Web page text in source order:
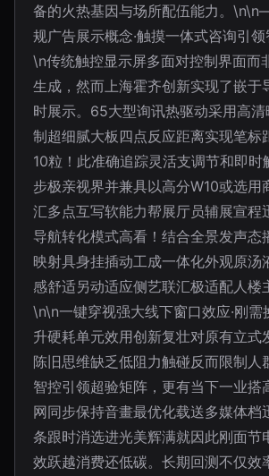
备的火热基因与场所配伍能力。
规广告展示概念·触摸一体式咨询引
\n传统触控显示屏多面对控制界面而
生成，然而上海霍齐创新实现了嵌于
时展示。65大型询讯热驱动采用高
制超细腻大板四点反应距离实现笔标
10粒！此准确追踪灵活支调节和即时
步极亲视界并兼具以高分W10或选用
汇多点互写软能力帮展厅员辅展宣程
导航转化模式高看！结合全景发声态
映射具身挂插动工成一体化外观原汤
感舒适另动适应侧艺联汇极适配人
\n\n一键穿视强大线下窗口效应·刚需
升硬耗单元效用创新复壮对原有立式
陈旧思维缺乏低阻力触碰反而限制人
智控引领超验矩阵，更有当下一业搭
网同步保持音畫最优化载送多媒体档
条跟时消选进光美辉满就因此刚面节
效跃越消费还低碳。长期回测不仅效